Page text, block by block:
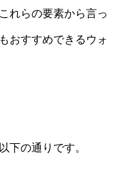
れらの要素から言っ
おすすめできるウォ
下の通りです。